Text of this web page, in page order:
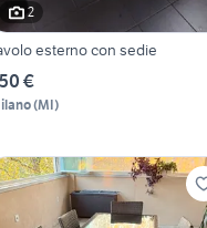
2
esterno con sedie
€
(MI)